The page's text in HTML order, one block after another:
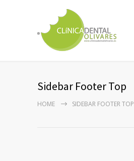
Sidebar Footer Top
HOME SIDEBAR FOOTER TOP